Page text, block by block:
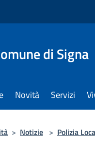
di Signa
Novità Servizi
> Notizie > Polizia